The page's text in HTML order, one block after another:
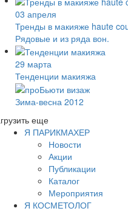
03 апреля
Тренды в макияже haute
Рядовые и из ряда вон.
29 марта
Тенденции макияжа
Зима-весна 2012
еще
Я ПАРИКМАХЕР
Новости
Акции
Публикации
Каталог
Мероприятия
Я КОСМЕТОЛОГ